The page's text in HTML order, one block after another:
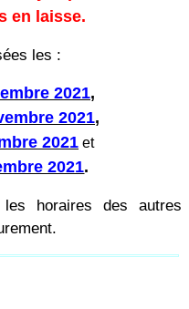
en laisse.
les :
2021,
2021,
2021 et
2021.
horaires des autres